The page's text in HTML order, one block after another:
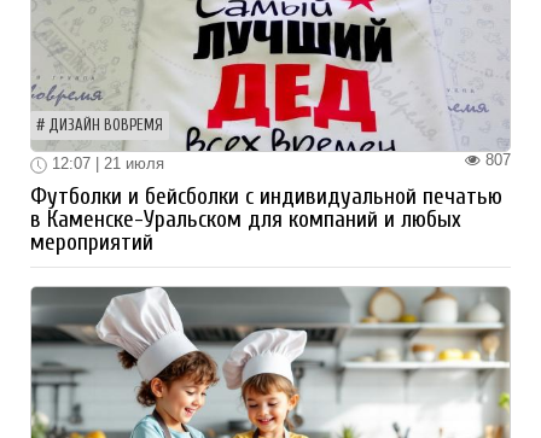
ДИЗАЙН ВОВРЕМЯ
807
12:07 | 21 июля
Футболки и бейсболки с индивидуальной печатью
в Каменске-Уральском для компаний и любых
мероприятий